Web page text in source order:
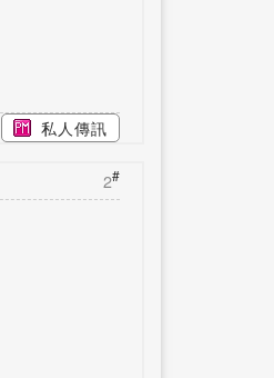
私人傳訊
2#